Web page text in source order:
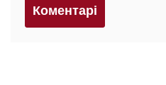
Коментарi